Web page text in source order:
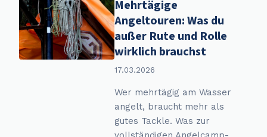
Mehrtägige
Angeltouren: Was du
außer Rute und Rolle
wirklich brauchst
17.03.2026
Wer mehrtägig am Wasser
angelt, braucht mehr als
gutes Tackle. Was zur